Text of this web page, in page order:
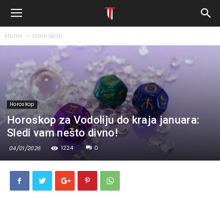
Home Horoskop
Horoskop
Horoskop za Vodoliju do kraja januara:
Sledi vam nešto divno!
04/01/2026 1224 0